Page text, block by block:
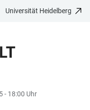
Universität Heidelberg
- 18:00 Uhr